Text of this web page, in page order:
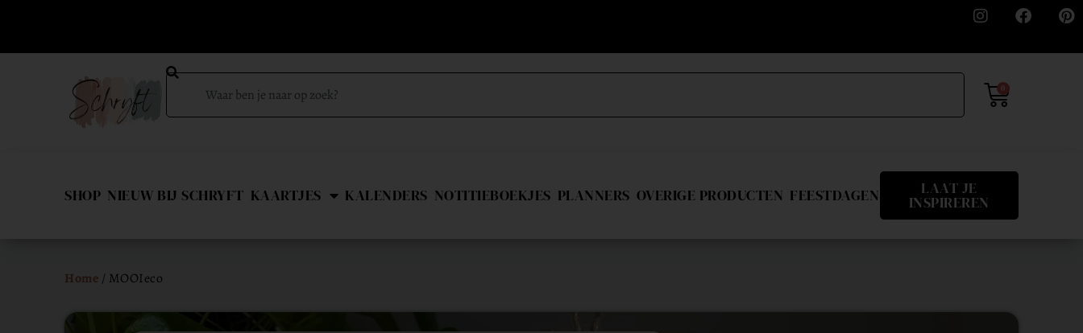
0
SHOP NIEUW BIJ SCHRYFT KAARTJES KALENDERS NOTITIEBOEKJES PLANNERS OVERIGE PRODUCTEN FEESTDAGEN LAAT JE
INSPIREREN
Home / MOOIeco